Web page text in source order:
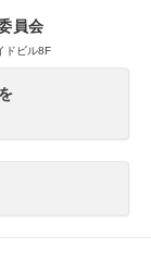
員会
ドビル8F